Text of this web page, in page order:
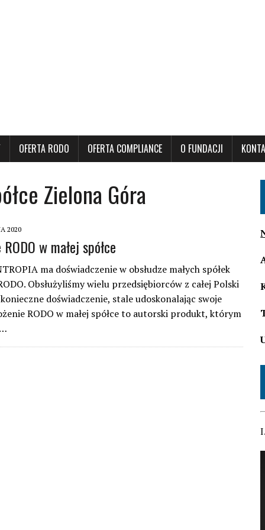
OFERTA RODO OFERTA COMPLIANCE O FUNDACJI
Zielona Góra
2020
w małej spółce
ma doświadczenie w obsłudze małych spółek
Obsłużyliśmy wielu przedsiębiorców z całej Polski
doświadczenie, stale udoskonalając swoje
RODO w małej spółce to autorski produkt, którym